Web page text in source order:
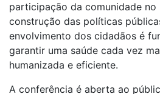
participação da comunidade no
construção das políticas
envolvimento dos cidadãos é
garantir uma saúde cada vez
humanizada e eficiente.
A conferência é aberta ao